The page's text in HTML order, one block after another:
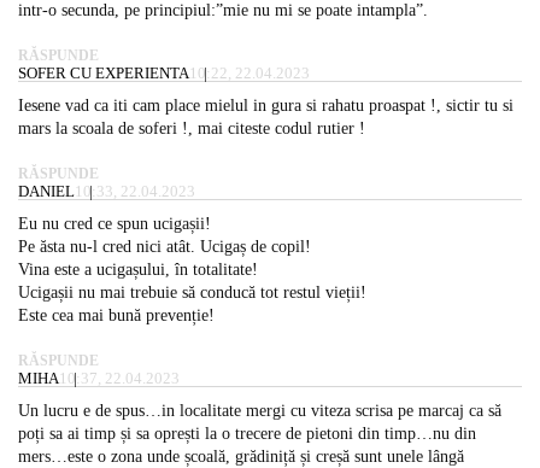
intr-o secunda, pe principiul:”mie nu mi se poate intampla”.
RĂSPUNDE
SOFER CU EXPERIENTA10:22, 22.04.2023
Iesene vad ca iti cam place mielul in gura si rahatu proaspat !, sictir tu si
mars la scoala de soferi !, mai citeste codul rutier !
RĂSPUNDE
DANIEL10:33, 22.04.2023
Eu nu cred ce spun ucigașii!
Pe ăsta nu-l cred nici atât. Ucigaș de copil!
Vina este a ucigașului, în totalitate!
Ucigașii nu mai trebuie să conducă tot restul vieții!
Este cea mai bună prevenție!
RĂSPUNDE
MIHA10:37, 22.04.2023
Un lucru e de spus…in localitate mergi cu viteza scrisa pe marcaj ca să
poți sa ai timp și sa oprești la o trecere de pietoni din timp…nu din
mers…este o zona unde școală, grădiniță și creșă sunt unele lângă